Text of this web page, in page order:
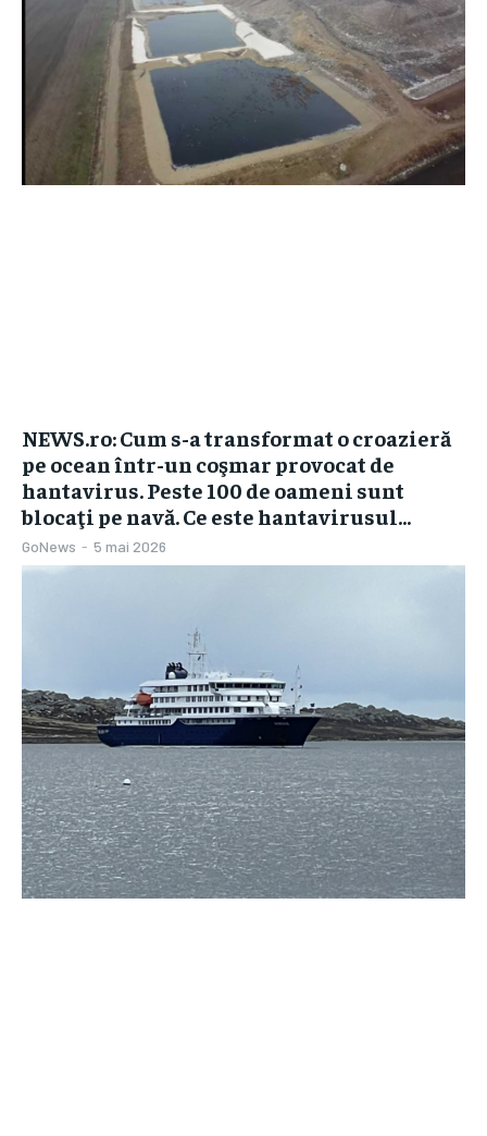
NEWS.ro: Cum s-a transformat o croazieră
pe ocean într-un coşmar provocat de
hantavirus. Peste 100 de oameni sunt
blocaţi pe navă. Ce este hantavirusul...
GoNews - 5 mai 2026